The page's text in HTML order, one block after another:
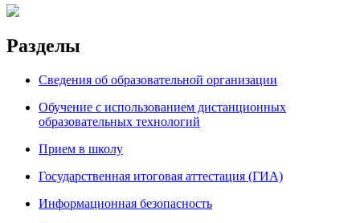
Разделы
Сведения об образовательной организации
Обучение с использованием дистанционных
образовательных технологий
Прием в школу
Государственная итоговая аттестация (ГИА)
Информационная безопасность